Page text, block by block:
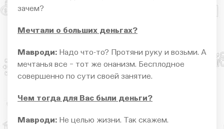
зачем?
Мечтали о больших деньгах?
Мавроди: Надо что-то? Протяни руку и возьми. А
мечтанья все − тот же онанизм. Бесплодное
совершенно по сути своей занятие.
Чем тогда для Вас были деньги?
Мавроди: Не целью жизни. Так скажем.